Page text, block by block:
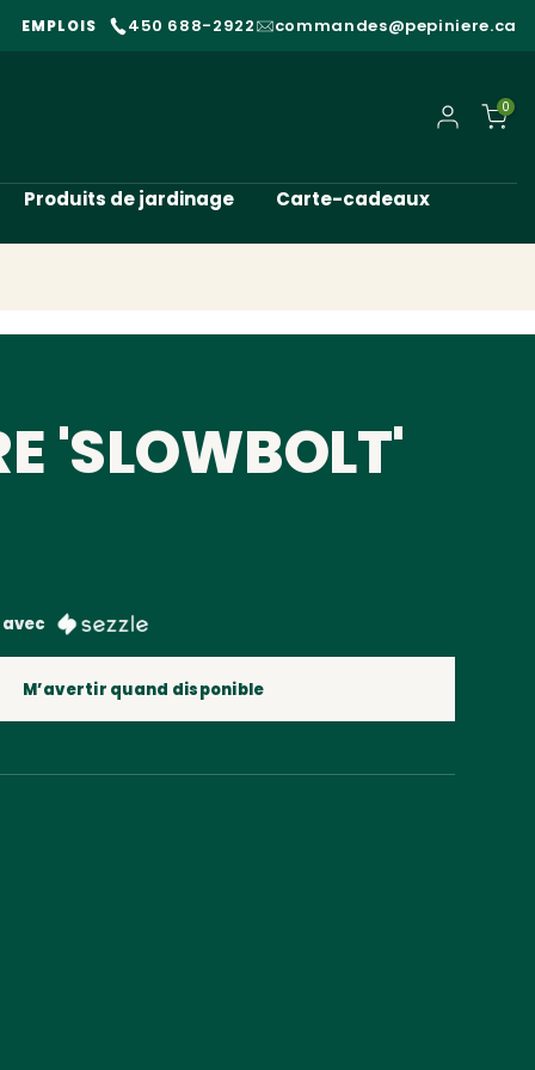
EMPLOIS 450 688-2922 commandes@pepiniere.ca
Mon 0
Produits de jardinage Carte-cadeaux
'SLOWBOLT'
M’avertir quand disponible